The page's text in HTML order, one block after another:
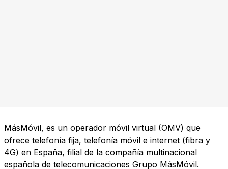
MásMóvil, es un operador móvil virtual (OMV) que
ofrece telefonía fija, telefonía móvil e internet (fibra y
4G) en España, filial de la compañía multinacional
española de telecomunicaciones Grupo MásMóvil.